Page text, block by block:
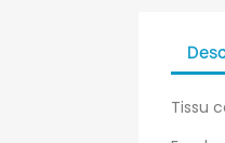
Tissu